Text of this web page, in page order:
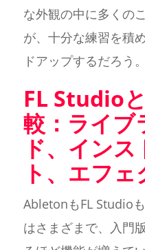
な外観の中に多くの
が、十分な練習を積
ドアップするだろう。
FL Studio
較：ライブ
ド、イン
ト、エフェ
AbletonもFL Studio
はさまざまで、入門